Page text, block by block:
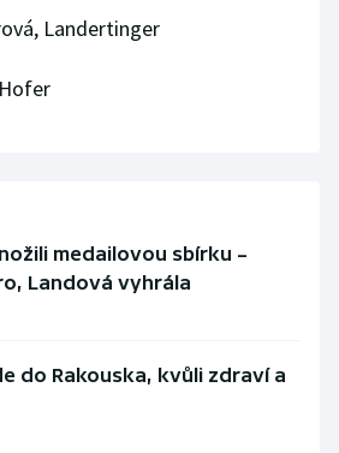
Landertinger
medailovou sbírku –
Landová vyhrála
do Rakouska, kvůli zdraví a